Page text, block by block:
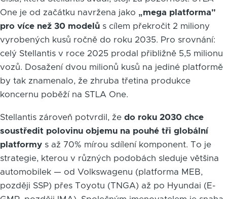
One je od začátku navržena jako „mega platforma"
pro více než 30 modelů s cílem překročit 2 miliony
vyrobených kusů ročně do roku 2035. Pro srovnání:
celý Stellantis v roce 2025 prodal přibližně 5,5 milionu
vozů. Dosažení dvou milionů kusů na jediné platformě
by tak znamenalo, že zhruba třetina produkce
koncernu poběží na STLA One.
Stellantis zároveň potvrdil, že do roku 2030 chce
soustředit polovinu objemu na pouhé tři globální
platformy s až 70% mírou sdílení komponent. To je
strategie, kterou v různých podobách sleduje většina
automobilek — od Volkswagenu (platforma MEB,
později SSP) přes Toyotu (TNGA) až po Hyundai (E-